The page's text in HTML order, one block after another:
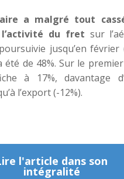
a malgré tout
l’activité du fret sur
jusqu’en février
été de 48%. Sur le
à 17%, davantage
l’export (-12%).
l'article dans son
intégralité